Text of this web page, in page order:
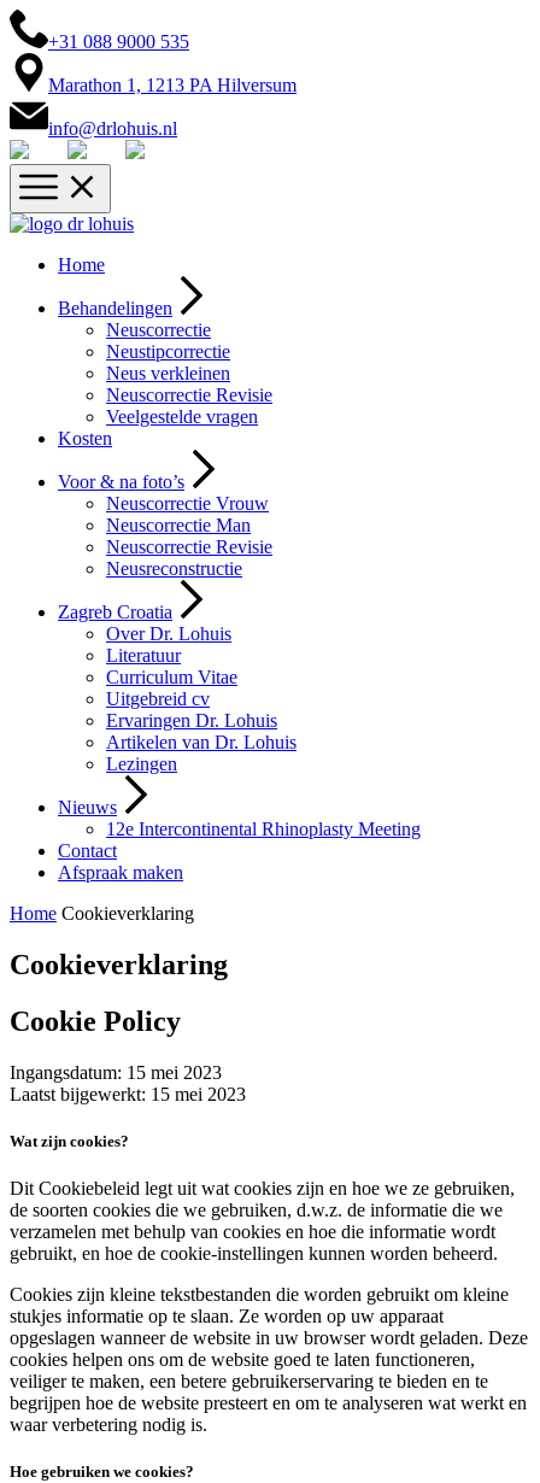
+31 088 9000 535
Marathon 1, 1213 PA Hilversum
info@drlohuis.nl
Home
Behandelingen
Neuscorrectie
Neustipcorrectie
Neus verkleinen
Neuscorrectie Revisie
Veelgestelde vragen
Kosten
Voor & na foto’s
Neuscorrectie Vrouw
Neuscorrectie Man
Neuscorrectie Revisie
Neusreconstructie
Zagreb Croatia
Over Dr. Lohuis
Literatuur
Curriculum Vitae
Uitgebreid cv
Ervaringen Dr. Lohuis
Artikelen van Dr. Lohuis
Lezingen
Nieuws
12e Intercontinental Rhinoplasty Meeting
Contact
Afspraak maken
Home Cookieverklaring
Cookieverklaring
Cookie Policy
Ingangsdatum: 15 mei 2023
Laatst bijgewerkt: 15 mei 2023
Wat zijn cookies?
Dit Cookiebeleid legt uit wat cookies zijn en hoe we ze gebruiken,
de soorten cookies die we gebruiken, d.w.z. de informatie die we
verzamelen met behulp van cookies en hoe die informatie wordt
gebruikt, en hoe de cookie-instellingen kunnen worden beheerd.
Cookies zijn kleine tekstbestanden die worden gebruikt om kleine
stukjes informatie op te slaan. Ze worden op uw apparaat
opgeslagen wanneer de website in uw browser wordt geladen. Deze
cookies helpen ons om de website goed te laten functioneren,
veiliger te maken, een betere gebruikerservaring te bieden en te
begrijpen hoe de website presteert en om te analyseren wat werkt en
waar verbetering nodig is.
Hoe gebruiken we cookies?